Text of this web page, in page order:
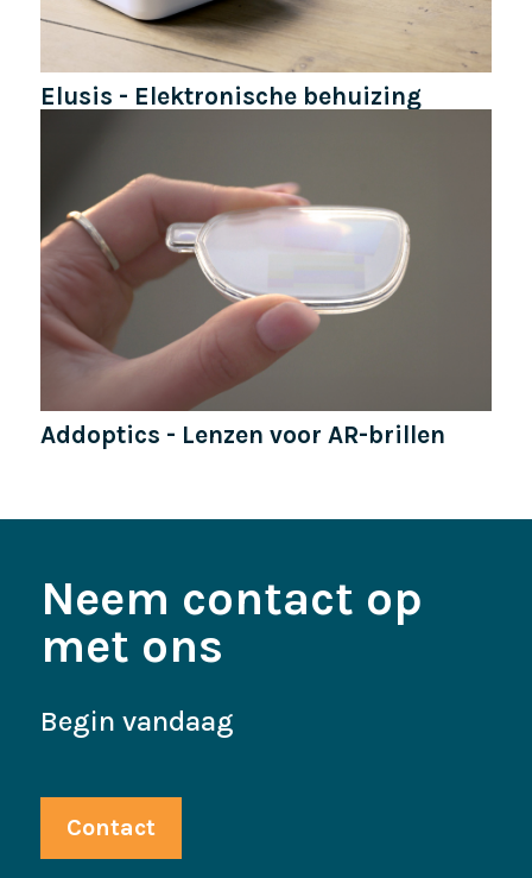
Elusis - Elektronische behuizing
Addoptics - Lenzen voor AR-brillen
Neem contact op
met ons
Begin vandaag
Contact